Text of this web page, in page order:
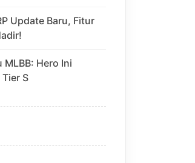
Update Baru, Fitur
MLBB: Hero Ini
S